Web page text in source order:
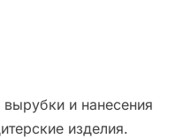
и нанесения
изделия.